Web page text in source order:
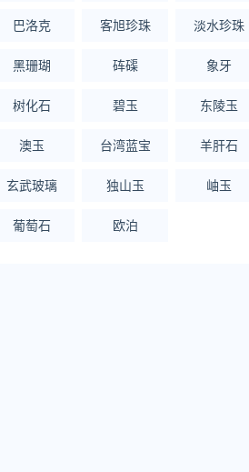
巴洛克 客旭珍珠 淡水珍珠
黑珊瑚 砗磲 象牙
树化石 碧玉 东陵玉
澳玉 台湾蓝宝 羊肝石
玄武玻璃 独山玉 岫玉
葡萄石 欧泊